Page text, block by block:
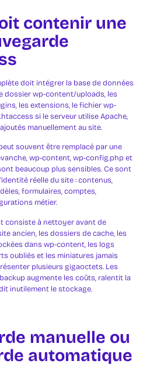
contenir une
doit intégrer la base de données
dossier wp-content/uploads, les
les extensions, le fichier wp-
si le serveur utilise Apache,
manuellement au site.
souvent être remplacé par une
wp-content, wp-config.php et
beaucoup plus sensibles. Ce sont
réelle du site : contenus,
formulaires, comptes,
métier.
consiste à nettoyer avant de
ancien, les dossiers de cache, les
dans wp-content, les logs
oubliés et les miniatures jamais
plusieurs gigaoctets. Les
augmente les coûts, ralentit la
inutilement le stockage.
manuelle ou
automatique